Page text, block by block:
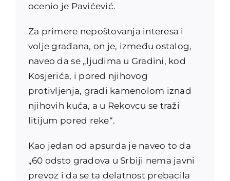
ocenio je Pavićević.
Za primere nepoštovanja interesa i
volje građana, on je, između ostalog,
naveo da se „ljudima u Gradini, kod
Kosjerića, i pored njihovog
protivljenja, gradi kamenolom iznad
njihovih kuća, a u Rekovcu se traži
litijum pored reke“.
Kao jedan od apsurda je naveo to da
„60 odsto gradova u Srbiji nema javni
prevoz i da se ta delatnost prebacila